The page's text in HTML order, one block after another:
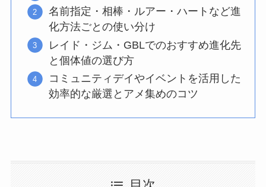
名前指定・相棒・ルアー・ハートなど進
化方法ごとの使い分け
レイド・ジム・GBLでのおすすめ進化先
と個体値の選び方
コミュニティデイやイベントを活用した
効率的な厳選とアメ集めのコツ